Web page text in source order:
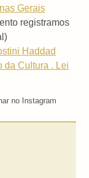
Gerais
registramos
Haddad
da Cultura . Lei
no Instagram